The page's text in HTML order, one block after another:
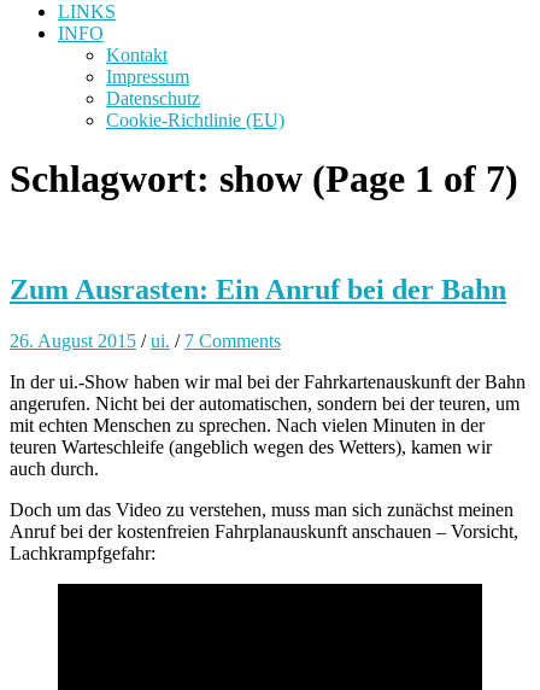
LINKS
INFO
Kontakt
Impressum
Datenschutz
Cookie-Richtlinie (EU)
Schlagwort: show (Page 1 of 7)
Zum Ausrasten: Ein Anruf bei der Bahn
26. August 2015 /ui. / 7 Comments
In der ui.-Show haben wir mal bei der Fahrkartenauskunft der Bahn
angerufen. Nicht bei der automatischen, sondern bei der teuren, um
mit echten Menschen zu sprechen. Nach vielen Minuten in der
teuren Warteschleife (angeblich wegen des Wetters), kamen wir
auch durch.
Doch um das Video zu verstehen, muss man sich zunächst meinen
Anruf bei der kostenfreien Fahrplanauskunft anschauen – Vorsicht,
Lachkrampfgefahr: